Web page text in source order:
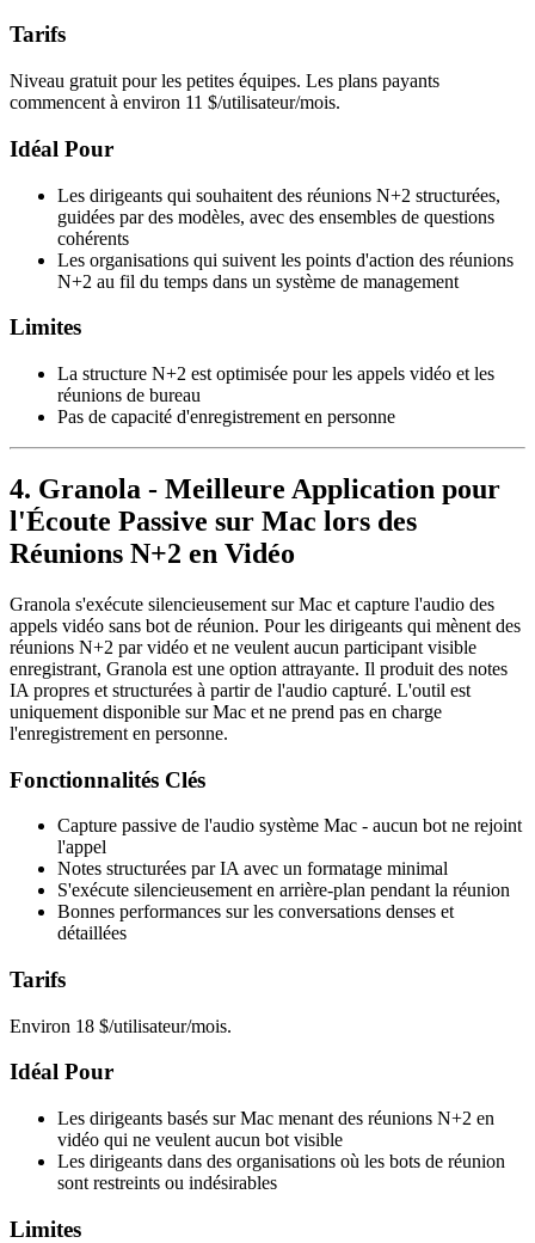
Tarifs
Niveau gratuit pour les petites équipes. Les plans payants
commencent à environ 11 $/utilisateur/mois.
Idéal Pour
Les dirigeants qui souhaitent des réunions N+2 structurées,
guidées par des modèles, avec des ensembles de questions
cohérents
Les organisations qui suivent les points d'action des réunions
N+2 au fil du temps dans un système de management
Limites
La structure N+2 est optimisée pour les appels vidéo et les
réunions de bureau
Pas de capacité d'enregistrement en personne
4. Granola - Meilleure Application pour
l'Écoute Passive sur Mac lors des
Réunions N+2 en Vidéo
Granola s'exécute silencieusement sur Mac et capture l'audio des
appels vidéo sans bot de réunion. Pour les dirigeants qui mènent des
réunions N+2 par vidéo et ne veulent aucun participant visible
enregistrant, Granola est une option attrayante. Il produit des notes
IA propres et structurées à partir de l'audio capturé. L'outil est
uniquement disponible sur Mac et ne prend pas en charge
l'enregistrement en personne.
Fonctionnalités Clés
Capture passive de l'audio système Mac - aucun bot ne rejoint
l'appel
Notes structurées par IA avec un formatage minimal
S'exécute silencieusement en arrière-plan pendant la réunion
Bonnes performances sur les conversations denses et
détaillées
Tarifs
Environ 18 $/utilisateur/mois.
Idéal Pour
Les dirigeants basés sur Mac menant des réunions N+2 en
vidéo qui ne veulent aucun bot visible
Les dirigeants dans des organisations où les bots de réunion
sont restreints ou indésirables
Limites